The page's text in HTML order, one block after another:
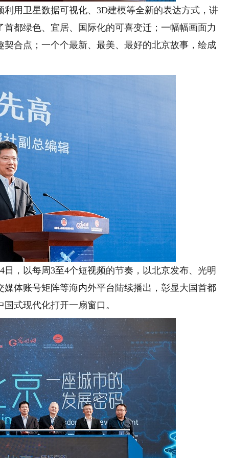
卫星数据可视化、3D建模等全新的表达方式，讲
都绿色、宜居、国际化的可喜变迁；一幅幅画面力
合点；一个个最新、最美、最好的北京故事，绘成
以每周3至4个短视频的节奏，以北京发布、光明
体账号矩阵等海内外平台陆续播出，彰显大国首都
式现代化打开一扇窗口。